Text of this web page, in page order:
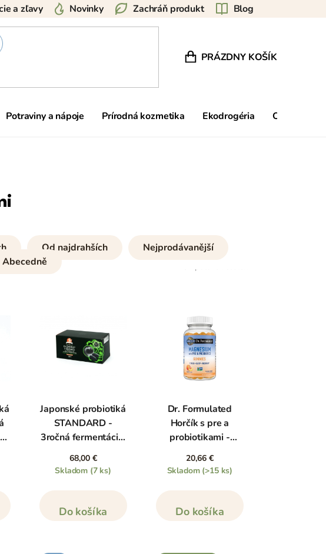
Blog
Zachráň produkt
Novinky
a zľavy
NÁKUPNÝ KOŠÍK
PRÁZDNY KOŠÍK
Potraviny a nápoje Prírodná kozmetika Ekodrogéria Ostatné
Od najdrahších
Nejprodávanější
Abecedně
Japonské probiotiká
STANDARD -
3ročná fermentácia,
68,00 €
Skladom (7 ks)
Do košíka
Dr. Formulated
Horčík s pre a
probiotikami -
žuvacích kapsúl
20,66 €
Skladom (>15 ks)
Do košíka